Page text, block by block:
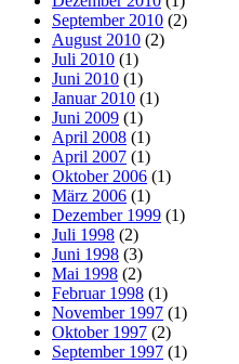
September 2010 (2)
August 2010 (2)
Juli 2010 (1)
Juni 2010 (1)
Januar 2010 (1)
Juni 2009 (1)
April 2008 (1)
April 2007 (1)
Oktober 2006 (1)
März 2006 (1)
Dezember 1999 (1)
Juli 1998 (2)
Juni 1998 (3)
Mai 1998 (2)
Februar 1998 (1)
November 1997 (1)
Oktober 1997 (2)
September 1997 (1)